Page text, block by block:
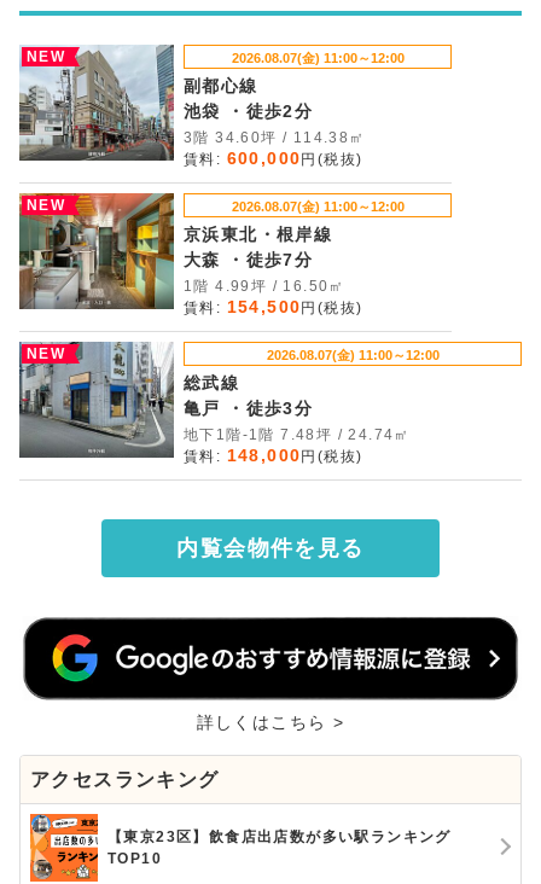
NEW 2026.08.07(金) 11:00～12:00
副都心線
池袋 ・徒歩2分
3階 34.60坪 / 114.38㎡
賃料: 600,000 円(税抜)
NEW 2026.08.07(金) 11:00～12:00
京浜東北・根岸線
大森 ・徒歩7分
1階 4.99坪 / 16.50㎡
賃料: 154,500 円(税抜)
NEW 2026.08.07(金) 11:00～12:00
総武線
亀戸 ・徒歩3分
地下1階-1階 7.48坪 / 24.74㎡
賃料: 148,000 円(税抜)
内覧会物件を見る
詳しくはこちら >
アクセスランキング
【東京23区】飲食店出店数が多い駅ランキング
TOP10